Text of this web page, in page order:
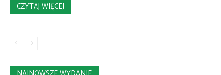
CZYTAJ WIĘCEJ